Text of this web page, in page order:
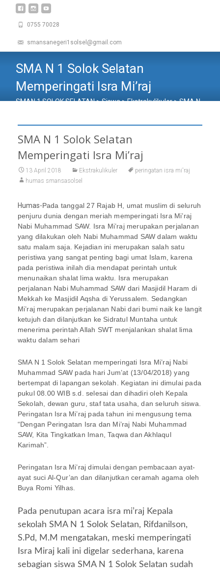
0755 70028
smansanegeri1solsel@gmail.com
SMA N 1 Solok Selatan
Memperingati Isra Mi’raj
SMAN 1 SOLOK SELATAN>Siswa>Ekstrakulikuler>SMA N
SMA N 1 Solok Selatan
Memperingati Isra Mi’raj
13 April 2018 Ekstrakulikuler
peringatan isra mi'raj
humas smansasolsel
Humas-Pada tanggal 27 Rajab H, umat muslim di seluruh
penjuru dunia dengan meriah memperingati Isra Mi’raj
Nabi Muhammad SAW. Isra Mi’raj merupakan perjalanan
yang dilakukan oleh Nabi Muhammad SAW dalam waktu
satu malam saja. Kejadian ini merupakan salah satu
peristiwa yang sangat penting bagi umat Islam, karena
pada peristiwa inilah dia mendapat perintah untuk
menunaikan shalat lima waktu. Isra merupakan
perjalanan Nabi Muhammad SAW dari Masjidil Haram di
Mekkah ke Masjidil Aqsha di Yerussalem. Sedangkan
Mi’raj merupakan perjalanan Nabi dari bumi naik ke langit
ketujuh dan dilanjutkan ke Sidratul Muntaha untuk
menerima perintah Allah SWT menjalankan shalat lima
waktu dalam sehari
SMA N 1 Solok Selatan memperingati Isra Mi’raj Nabi
Muhammad SAW pada hari Jum’at (13/04/2018) yang
bertempat di lapangan sekolah. Kegiatan ini dimulai pada
pukul 08.00 WIB s.d. selesai dan dihadiri oleh Kepala
Sekolah, dewan guru, staf tata usaha, dan seluruh siswa.
Peringatan Isra Mi’raj pada tahun ini mengusung tema
“Dengan Peringatan Isra dan Mi’raj Nabi Muhammad
SAW, Kita Tingkatkan Iman, Taqwa dan Akhlaqul
Karimah”.
Peringatan Isra Mi’raj dimulai dengan pembacaan ayat-
ayat suci Al-Qur’an dan dilanjutkan ceramah agama oleh
Buya Romi Yilhas.
Pada penutupan acara isra mi’raj Kepala
sekolah SMA N 1 Solok Selatan, Rifdanilson,
S.Pd, M.M mengatakan, meski memperingati
Isra Miraj kali ini digelar sederhana, karena
sebagian siswa SMA N 1 Solok Selatan sudah